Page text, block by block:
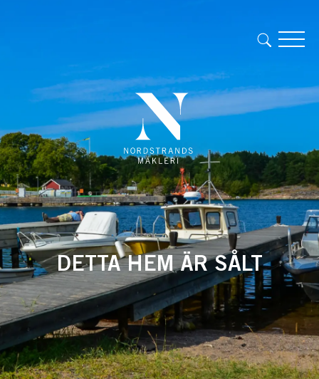
DETTA HEM ÄR SÅLT